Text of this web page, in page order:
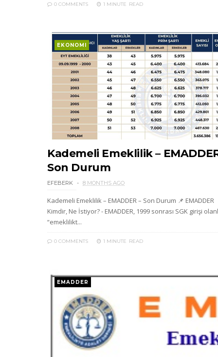
0 COMMENTS 1 MINUTE READ
EKONOMI
Kademeli Emeklilik –
Son Durum
EFEBERK 8 MONTHS AGO
Kademeli Emeklilik – EMADDER – Son Durum 📌 EMADDER
Kimdir, Ne İstiyor? - EMADDER, 1999 sonrası SGK girişi
“emeklilikt...
0 COMMENTS 1 MINUTE READ
EMADDER